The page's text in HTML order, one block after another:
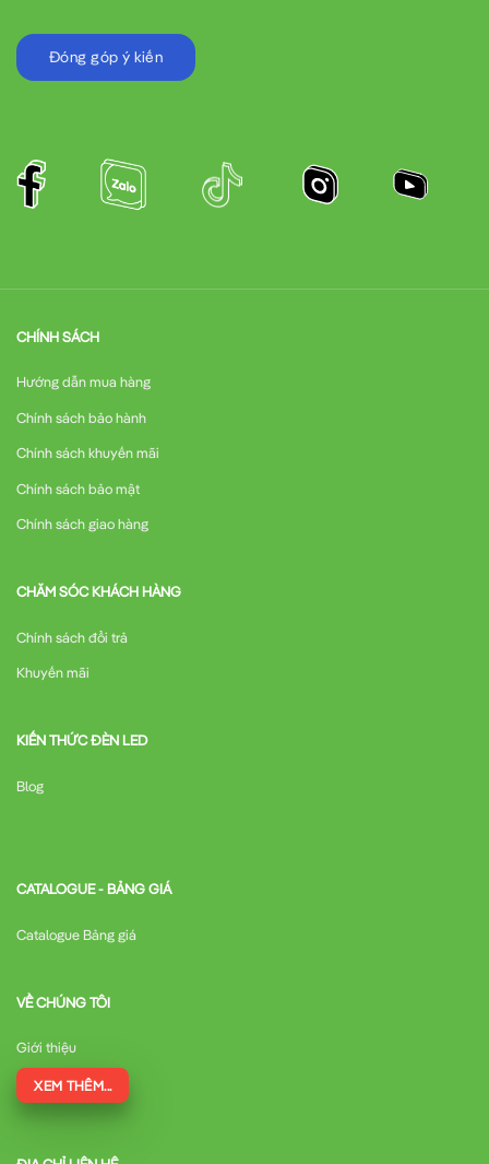
Đóng góp ý kiến
CHÍNH SÁCH
Hướng dẫn mua hàng
Chính sách bảo hành
Chính sách khuyến mãi
Chính sách bảo mật
Chính sách giao hàng
CHĂM SÓC KHÁCH HÀNG
Chính sách đổi trả
Khuyến mãi
KIẾN THỨC ĐÈN LED
Blog
CATALOGUE - BẢNG GIÁ
Catalogue Bảng giá
VỀ CHÚNG TÔI
Giới thiệu
XEM THÊM...